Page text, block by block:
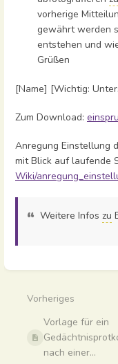
vorherige
gewährt werden
entstehen und
Grüßen
[Name] [Wichtig:
Zum Download:
Anregung Einstellung
mit Blick auf laufende
Wiki/
Weitere Infos zu
Vorheriges
Vorlage für ein
nach einer...